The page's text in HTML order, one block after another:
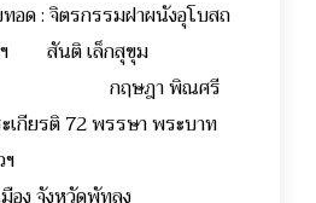
อด : จิตรกรรมฝาผนังอุโบสถ
ฯ สันติ เล็กสุขุม
ง กฤษฎา พิณศรี
กียรติ 72 พรรษา พระบาท